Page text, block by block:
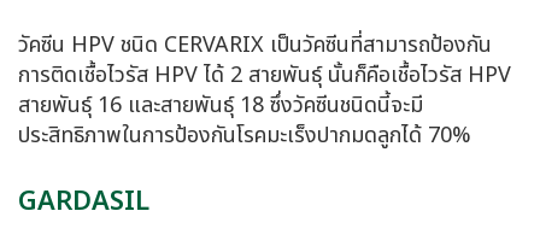
วัคซีน HPV ชนิด CERVARIX เป็นวัคซีนที่สามารถป้องกัน
การติดเชื้อไวรัส HPV ได้ 2 สายพันธุ์ นั้นก็คือเชื้อไวรัส HPV
สายพันธุ์ 16 และสายพันธุ์ 18 ซึ่งวัคซีนชนิดนี้จะมี
ประสิทธิภาพในการป้องกันโรคมะเร็งปากมดลูกได้ 70%
GARDASIL